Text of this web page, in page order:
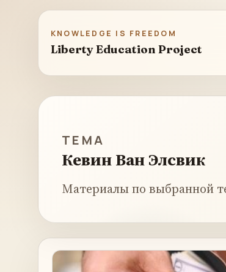
KNOWLEDGE IS FREEDOM
Liberty Education Project
ТЕМА
Кевин Ван Элсвик
Материалы по выбранной